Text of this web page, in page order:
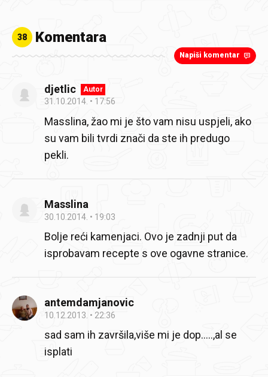
38 Komentara
Napiši komentar
djetlic Autor
31.10.2014. 17:56
Masslina, žao mi je što vam nisu uspjeli, ako
su vam bili tvrdi znači da ste ih predugo
pekli.
Masslina
30.10.2014. 19:03
Bolje reći kamenjaci. Ovo je zadnji put da
isprobavam recepte s ove ogavne stranice.
antemdamjanovic
10.12.2013. 22:36
sad sam ih završila,više mi je dop.....,al se
isplati